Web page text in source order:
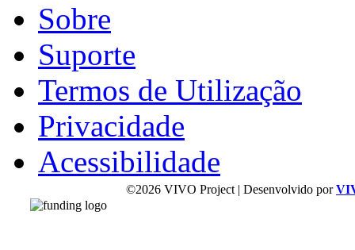
Sobre
Suporte
Termos de Utilização
Privacidade
Acessibilidade
©2026 VIVO Project | Desenvolvido por